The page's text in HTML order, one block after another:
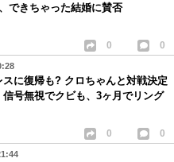
できちゃった結婚に賛否
0 0
に復帰も? クロちゃんと対戦決定
号無視でクビも、3ヶ月でリング
0 0